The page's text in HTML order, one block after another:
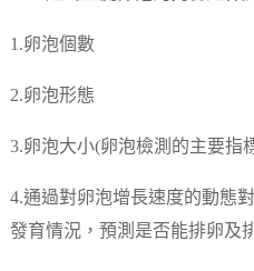
1.卵泡個數
2.卵泡形態
3.卵泡大小(卵泡檢測的主要指
4.通過對卵泡增長速度的動態
發育情況，預測是否能排卵及